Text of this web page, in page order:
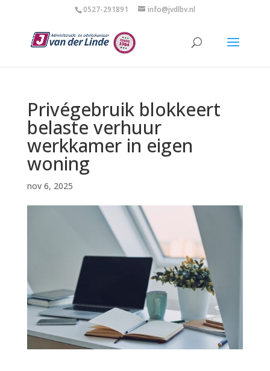
0527-291891 info@jvdlbv.nl
Privégebruik blokkeert
belaste verhuur
werkkamer in eigen
woning
nov 6, 2025